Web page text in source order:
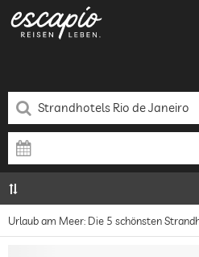
Urlaub am Meer: Die 5 schönsten